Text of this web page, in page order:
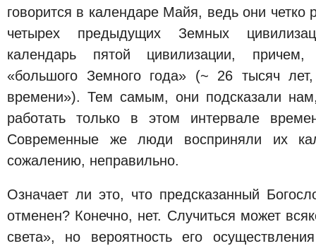
говорится в календаре Майя, ведь они четко
четырех предыдущих Земных
календарь пятой цивилизации,
«большого Земного года» (~ 26 тысяч
времени»). Тем самым, они подсказали
работать только в этом интервале
Современные же люди восприняли их
сожалению, неправильно.
Означает ли это, что предсказанный
отменен? Конечно, нет. Случиться может
света», но вероятность его